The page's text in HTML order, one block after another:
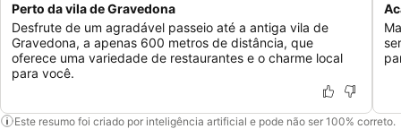
Perto da vila de Gravedona
Desfrute de um agradável passeio até a antiga vila de
Gravedona, a apenas 600 metros de distância, que
oferece uma variedade de restaurantes e o charme local
para você.
Este resumo foi criado por inteligência artificial e pode não ser 100% correto.